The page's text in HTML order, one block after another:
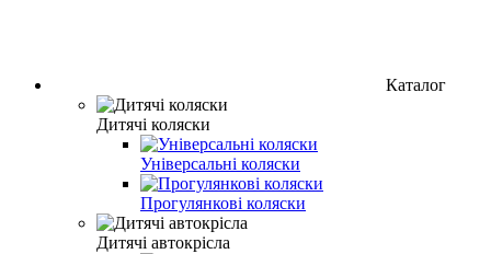
Каталог
Дитячі коляски
Універсальні коляски
Прогулянкові коляски
Дитячі автокрісла